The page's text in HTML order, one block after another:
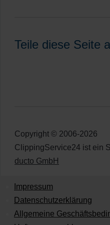
Teile diese Seite
Copyright © 2006-2026
ClippingService24 ist ein
ducto GmbH
Impressum
Datenschutzerklärung
Allgemeine